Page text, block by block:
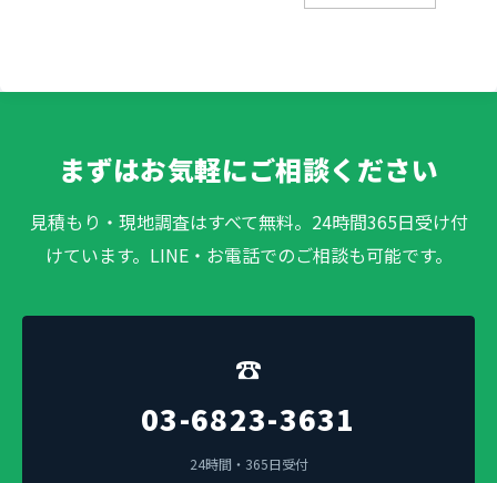
まずはお気軽にご相談ください
見積もり・現地調査はすべて無料。24時間365日受け付
けています。LINE・お電話でのご相談も可能です。
☎
03-6823-3631
24時間・365日受付